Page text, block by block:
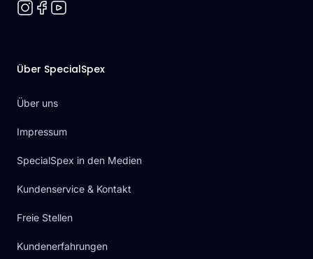
Über SpecialSpex
Über uns
Impressum
SpecialSpex in den Medien
Kundenservice & Kontakt
Freie Stellen
Kundenerfahrungen